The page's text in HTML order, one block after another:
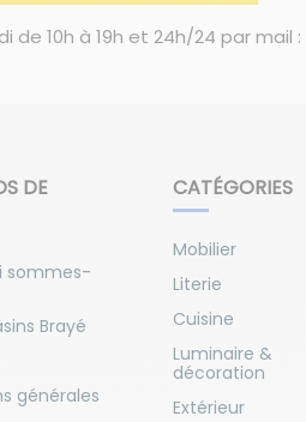
10h à 19h et 24h/24 par mail :
DE
sommes-
Brayé
générales
CATÉGORIES
Mobilier
Literie
Cuisine
Luminaire &
décoration
Extérieur